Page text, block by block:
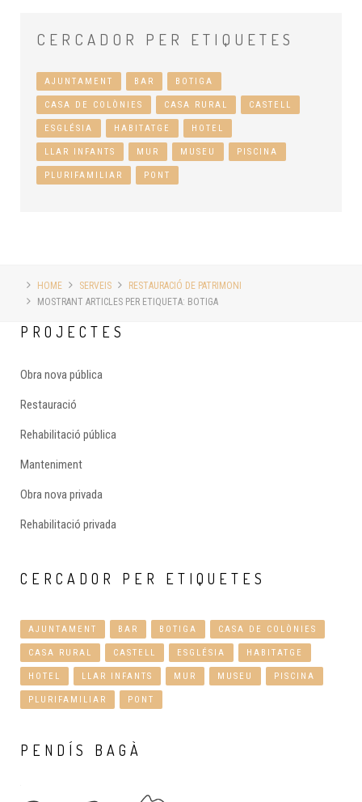
CERCADOR PER ETIQUETES
AJUNTAMENT BAR BOTIGA
CASA DE COLÒNIES CASA RURAL CASTELL
ESGLÉSIA HABITATGE HOTEL
LLAR INFANTS MUR MUSEU PISCINA
PLURIFAMILIAR PONT
HOME SERVEIS
RESTAURACIÓ DE PATRIMONI
MOSTRANT ARTICLES PER ETIQUETA: BOTIGA
PROJECTES
Obra nova pública
Restauració
Rehabilitació pública
Manteniment
Obra nova privada
Rehabilitació privada
CERCADOR PER ETIQUETES
AJUNTAMENT BAR BOTIGA CASA DE COLÒNIES
CASA RURAL CASTELL ESGLÉSIA HABITATGE
HOTEL LLAR INFANTS MUR MUSEU PISCINA
PLURIFAMILIAR PONT
PENDÍS BAGÀ